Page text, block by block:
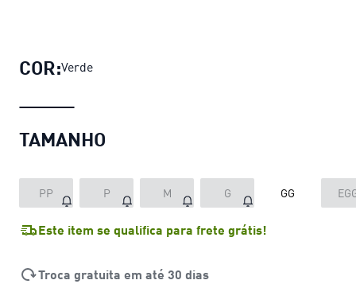
COR:Verde
TAMANHO
PP P M G GG
Este item se qualifica para frete grátis!
Troca gratuita em até 30 dias